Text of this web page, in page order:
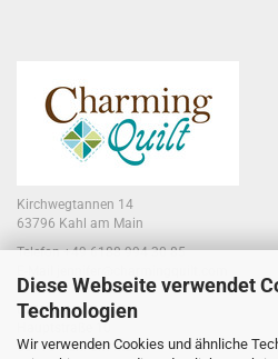
Diese Webseite verwendet
Technologien
Wir verwenden Cookies und ähnliche
Kirchwegtannen 14
63796 Kahl am Main
Telefon +49 6188 994 30 85
Laden:
63796 Kahl am Main